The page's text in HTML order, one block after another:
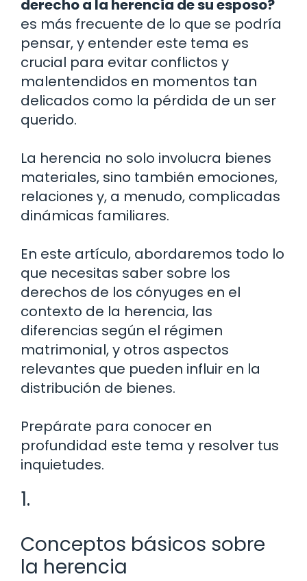
derecho a la herencia de su esposo?
es más frecuente de lo que se podría
pensar, y entender este tema es
crucial para evitar conflictos y
malentendidos en momentos tan
delicados como la pérdida de un ser
querido.
La herencia no solo involucra bienes
materiales, sino también emociones,
relaciones y, a menudo, complicadas
dinámicas familiares.
En este artículo, abordaremos todo lo
que necesitas saber sobre los
derechos de los cónyuges en el
contexto de la herencia, las
diferencias según el régimen
matrimonial, y otros aspectos
relevantes que pueden influir en la
distribución de bienes.
Prepárate para conocer en
profundidad este tema y resolver tus
inquietudes.
1.
Conceptos básicos sobre
la herencia